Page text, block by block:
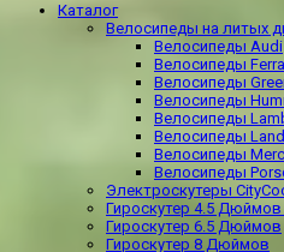
Каталог
Велосипеды на литых
Велосипеды Audi
Велосипеды
Велосипеды
Велосипеды
Велосипеды
Велосипеды
Велосипеды
Велосипеды
Электроскутеры
Гироскутер 4.5 Дюймов
Гироскутер 6.5 Дюймов
Гироскутер 8 Дюймов